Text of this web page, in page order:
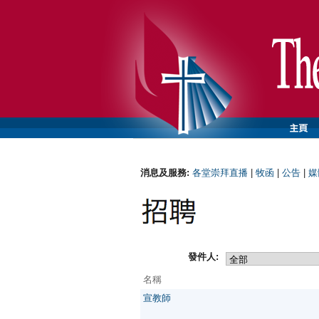
消息及服務: 各堂崇拜直播 牧函 公告
發件人:
名稱
宣教師